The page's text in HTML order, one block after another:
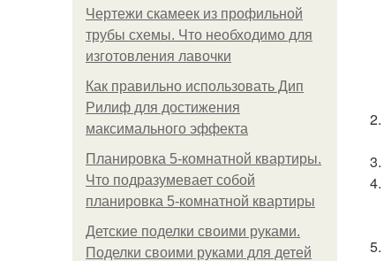
Чертежи скамеек из профильной
трубы схемы. Что необходимо для
изготовления лавочки
Как правильно использовать Дип
Рилиф для достижения
максимального эффекта
Планировка 5-комнатной квартиры.
Что подразумевает собой
планировка 5-комнатной квартиры
Детские поделки своими руками.
Поделки своими руками для детей